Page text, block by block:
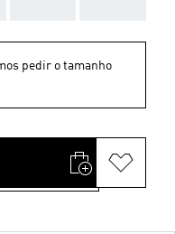
pedir o tamanho